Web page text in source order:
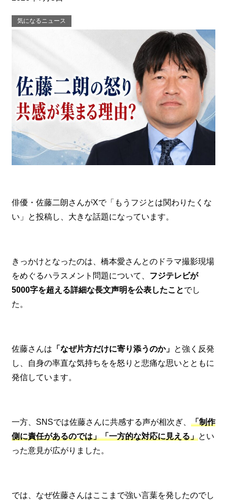
気になるニュース
俳優・佐藤二朗さんがXで「もうフジとは関わりたくな
い」と投稿し、大きな話題になっています。
きっかけとなったのは、橋本愛さんとのドラマ撮影現場
をめぐるハラスメント問題について、 フジテレビが
5000字を超える詳細な長文声明を公表したことでし
た。
佐藤さんは 「なぜ片方だけに寄り添うのか」 と強く反発
し、自身の率直な気持ちをを怒りと悲痛な思いとともに
発信しています。
一方、SNSでは佐藤さんに共感する声が相次ぎ、 「制作
側に責任があるのでは」「一方的な対応に見える」とい
った意見が広がりました。
では、なぜ佐藤さんはここまで強い言葉を発したのでし